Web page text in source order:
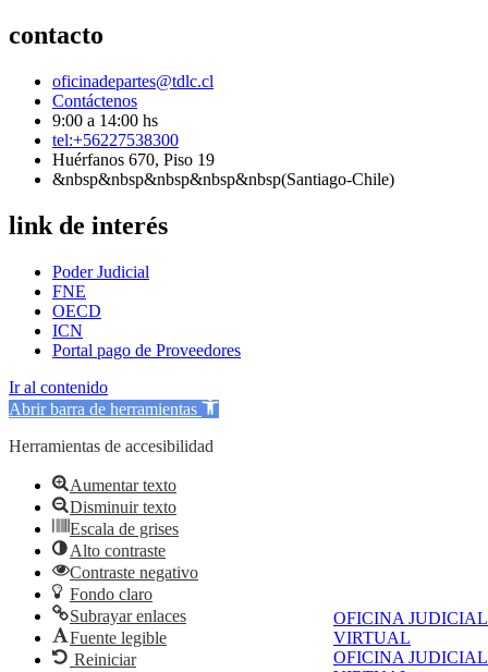
OFICINA JUDICIAL
VIRTUAL
OFICINA JUDICIAL
contacto
oficinadepartes@tdlc.cl
Contáctenos
9:00 a 14:00 hs
tel:+56227538300
Huérfanos 670, Piso 19
&nbsp&nbsp&nbsp&nbsp&nbsp(Santiago-Chile)
link de interés
Poder Judicial
FNE
OECD
ICN
Portal pago de Proveedores
Ir al contenido
Abrir barra de herramientas
Herramientas de accesibilidad
Aumentar texto
Disminuir texto
Escala de grises
Alto contraste
Contraste negativo
Fondo claro
Subrayar enlaces
Fuente legible
Reiniciar